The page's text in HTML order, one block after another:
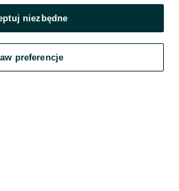
Zaloguj się
z dostawców wskazanych powyżej,
OLX.pl w jego aktualnym brzmieniu.
niezbędne
preferencje